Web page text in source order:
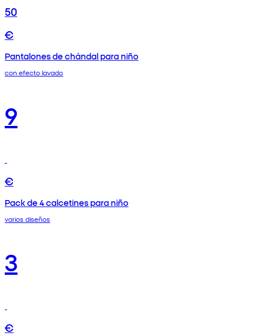
50
€
Pantalones de chándal para niño
con efecto lavado
9
€
Pack de 4 calcetines para niño
varios diseños
3
€